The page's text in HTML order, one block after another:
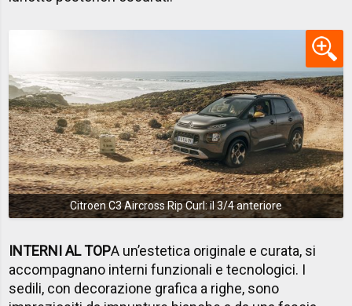
Citroen C3 Aircross Rip Curl: il 3/4 anteriore
INTERNI AL TOPA un’estetica originale e curata, si
accompagnano interni funzionali e tecnologici. I
sedili, con decorazione grafica a righe, sono